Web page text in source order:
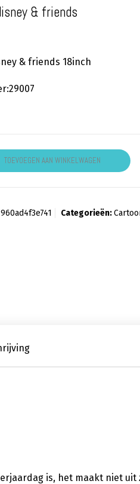
& friends
& friends 18inch
& friends aantal
TOEVOEGEN AAN WINKELWAGEN
960ad4f3e741 Categorieën:
is, het maakt niet